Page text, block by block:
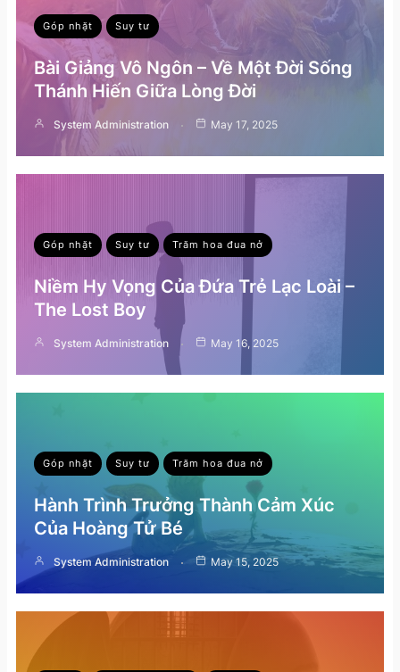
Góp nhặt Suy tư
Bài Giảng Vô Ngôn – Về Một Đời Sống
Thánh Hiến Giữa Lòng Đời
System Administration May 17, 2025
Góp nhặt Suy tư Trăm hoa đua nở
Niềm Hy Vọng Của Đứa Trẻ Lạc Loài –
The Lost Boy
System Administration May 16, 2025
Góp nhặt Suy tư Trăm hoa đua nở
Hành Trình Trưởng Thành Cảm Xúc
Của Hoàng Tử Bé
System Administration May 15, 2025